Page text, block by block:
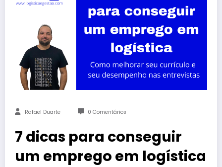
Rafael Duarte 0 Comentários
7 dicas para conseguir
um emprego em logística